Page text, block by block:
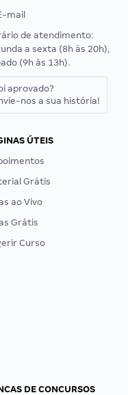
mail
de atendimento:
a sexta (8h às 20h),
(9h às 13h).
aprovado?
nos a sua história!
ÚTEIS
Grátis
ao Vivo
Grátis
Curso
DE CONCURSOS